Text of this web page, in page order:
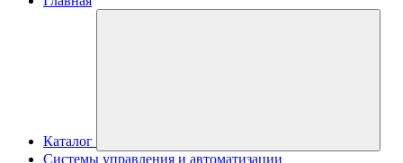
Каталог
Системы управления и автоматизации